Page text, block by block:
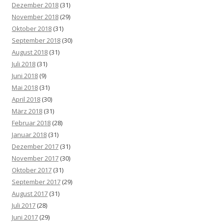
Dezember 2018 (31)
November 2018 (29)
Oktober 2018 (31)
September 2018 (30)
August 2018 (31)
Juli 2018 (31)
Juni 2018 (9)
Mai 2018 (31)
April 2018 (30)
März 2018 (31)
Februar 2018 (28)
Januar 2018 (31)
Dezember 2017 (31)
November 2017 (30)
Oktober 2017 (31)
September 2017 (29)
August 2017 (31)
Juli 2017 (28)
Juni 2017 (29)